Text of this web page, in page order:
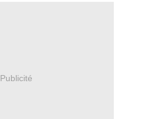
Publicité